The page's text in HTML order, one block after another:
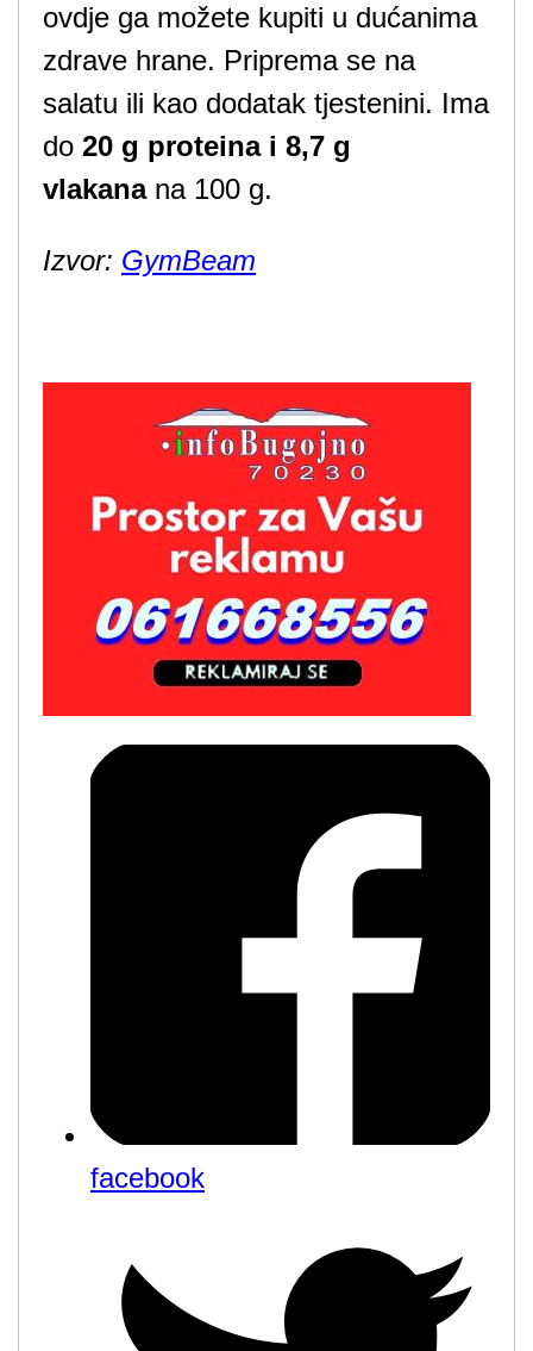
ovdje ga možete kupiti u dućanima
zdrave hrane. Priprema se na
salatu ili kao dodatak tjestenini. Ima
do 20 g proteina i 8,7 g
vlakanana 100 g.
Izvor: GymBeam
facebook